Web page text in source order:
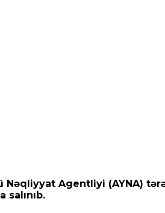
Nəqliyyat Agentliyi (AYNA)
salınıb.